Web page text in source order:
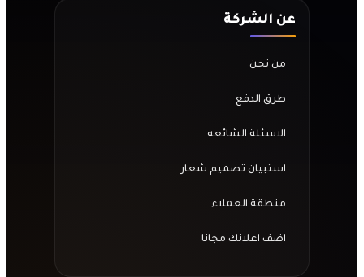
عن الشركة
من نحن
طرق الدفع
الاسئلة الشائعه
استبيان تصميم شعار
منطقة العملاء
اضف اعلانك مجانا